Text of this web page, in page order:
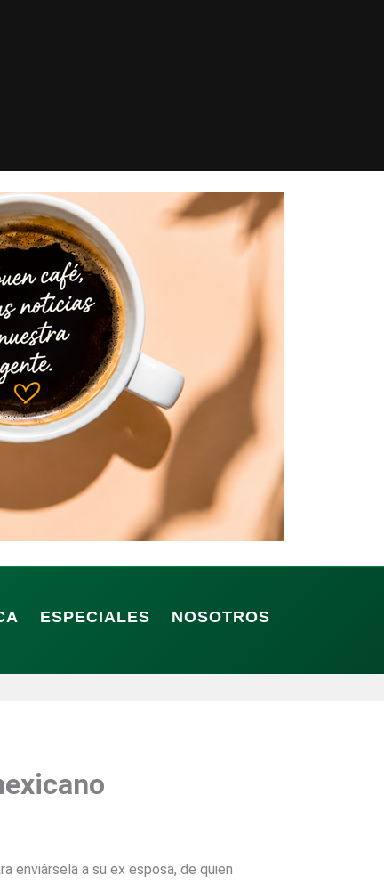
ESPECIALES
NOSOTROS
enviársela a su ex esposa, de quien